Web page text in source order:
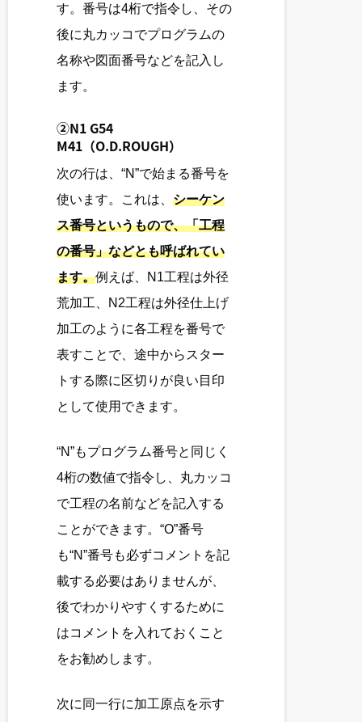
す。番号は4桁で指令し、その
後に丸カッコでプログラムの
名称や図面番号などを記入し
ます。
②N1 G54
M41（O.D.ROUGH）
次の行は、“N”で始まる番号を
使います。これは、 シーケン
ス番号というもので、「工程
の番号」などとも呼ばれてい
ます。例えば、N1工程は外径
荒加工、N2工程は外径仕上げ
加工のように各工程を番号で
表すことで、途中からスター
トする際に区切りが良い目印
として使用できます。
“N”もプログラム番号と同じく
4桁の数値で指令し、丸カッコ
で工程の名前などを記入する
ことができます。“O”番号
も“N”番号も必ずコメントを記
載する必要はありませんが、
後でわかりやすくするために
はコメントを入れておくこと
をお勧めします。
次に同一行に加工原点を示す